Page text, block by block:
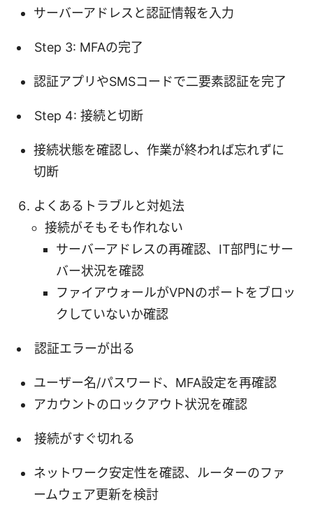
サーバーアドレスと認証情報を入力
Step 3: MFAの完了
認証アプリやSMSコードで二要素認証を完了
Step 4: 接続と切断
接続状態を確認し、作業が終われば忘れずに
切断
よくあるトラブルと対処法
接続がそもそも作れない
サーバーアドレスの再確認、IT部門にサー
バー状況を確認
ファイアウォールがVPNのポートをブロッ
クしていないか確認
認証エラーが出る
ユーザー名/パスワード、MFA設定を再確認
アカウントのロックアウト状況を確認
接続がすぐ切れる
ネットワーク安定性を確認、ルーターのファ
ームウェア更新を検討